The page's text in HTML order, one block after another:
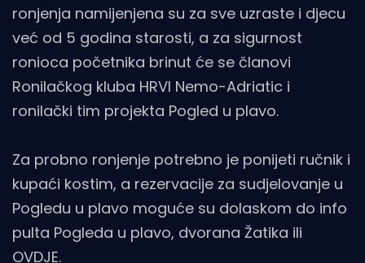
ronjenja namijenjena su za sve uzraste i djecu
već od 5 godina starosti, a za sigurnost
ronioca početnika brinut će se članovi
Ronilačkog kluba HRVI Nemo-Adriatic i
ronilački tim projekta Pogled u plavo.
Za probno ronjenje potrebno je ponijeti ručnik i
kupaći kostim, a rezervacije za sudjelovanje u
Pogledu u plavo moguće su dolaskom do info
pulta Pogleda u plavo, dvorana Žatika ili
OVDJE.